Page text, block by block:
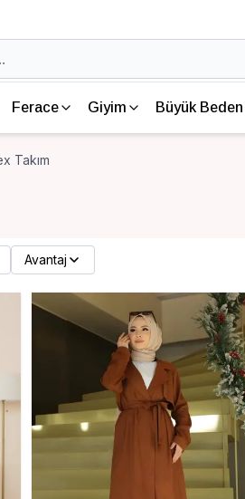
Ferace Giyim Büyük Beden
Takım
Avantaj